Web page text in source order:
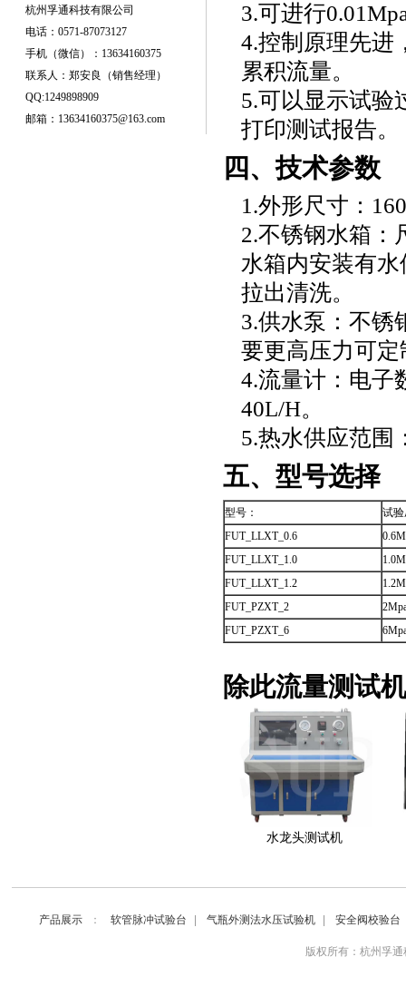
杭州孚通科技有限公司
电话：0571-87073127
手机（微信）：13634160375
联系人：郑安良（销售经理）
QQ:1249898909
邮箱：13634160375@163.com
3.可进行
4.控制原理先进
累积流量。
5.可以显示试验
打印测试报告。
四、技术参数
1.外形尺寸：
2.不锈钢水箱：
水箱内安装有
拉出清洗。
3.供水泵：不锈
要更高压力可定
4.流量计：电子
40L/H。
5.热水供应范
五、型号选择
型号：
试
FUT_LLXT_0.6
FUT_LLXT_1.0
FUT_LLXT_1.2
FUT_PZXT_2
FUT_PZXT_6
除此流量测试机
水龙头测试机
产品展示 ： 软管脉冲试验台 气瓶外测法水压试验机 安全阀校验台
版权所有：杭州孚